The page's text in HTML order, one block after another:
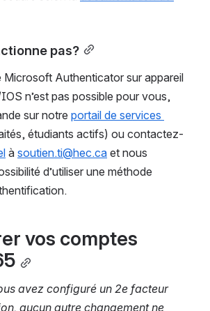
pas?
Microsoft Authenticator sur appareil
n’est pas possible pour vous,
sur notre
étudiants actifs) ou contactez-
à soutien.ti@hec.ca et nous
d’utiliser une méthode
vos comptes
avez configuré un 2e facteur
aucun autre changement ne